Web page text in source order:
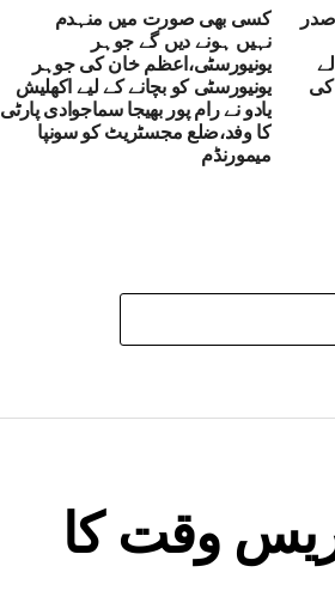
کی
کسی بھی صورت میں منہدم
نہیں ہونے دیں گے جوہر
یونیورسٹی،اعظم خان کی جوہر
یونیورسٹی کو بچانے کے لیے اکھلیش
یادو نے رام پور بھیجا سماجوادی پارٹی
کا وفد،ضلع مجسٹریٹ کو سونپا
میمورنڈم
وقت کا